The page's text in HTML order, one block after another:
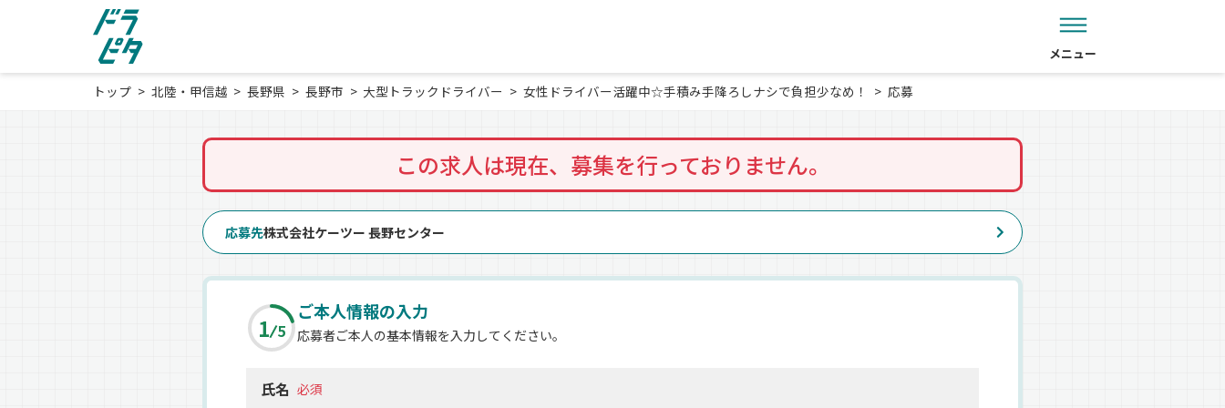
メニュー
トップ 北陸・甲信越 長野県 長野市 大型トラックドライバー 女性ドライバー活躍中☆手積み手降ろしナシで負担少なめ！ 応募
この求人は現在、募集を行っておりません。
応募先株式会社ケーツー 長野センター
1 5
ご本人情報の入力
応募者ご本人の基本情報を入力してください。
氏名 必須